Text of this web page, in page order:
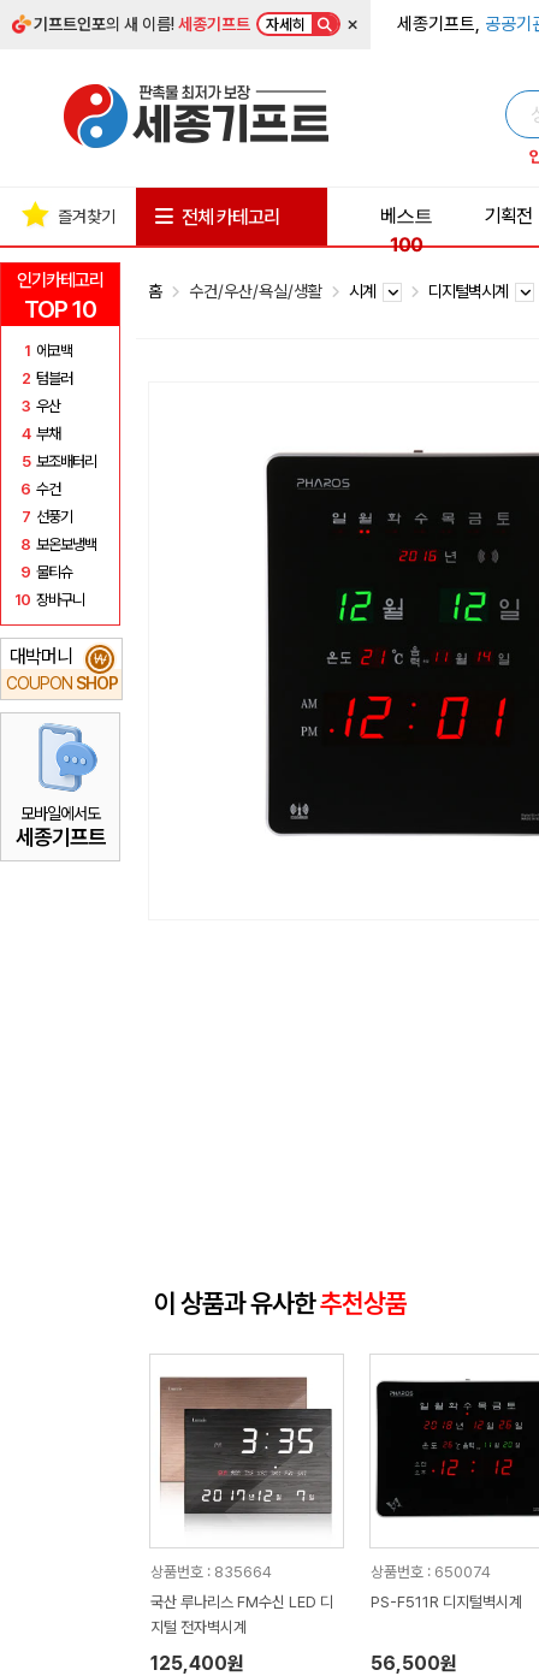
기프트인포의 새 이름!세종기프트 자세히 × 세종기프트, 공공기
인기카테고리
TOP 10
1 에코백
2 텀블러
3 우산
4 부채
5 보조배터리
6 수건
7 선풍기
8 보온보냉백
9 물티슈
10 장바구니
대박머니
COUPON SHOP
₩
모바일에서도
세종기프트
즐겨찾기 전체 카테고리
베스트
100
기획전
홈 수건/우산/욕실/생활 시계 디지털벽시계
이 상품과 유사한추천상품
상품번호 : 835664
국산 루나리스 FM수신 LED 디
지털 전자벽시계
125,400원
상품번호 : 650074
PS-F511R 디지털벽시계
56,500원